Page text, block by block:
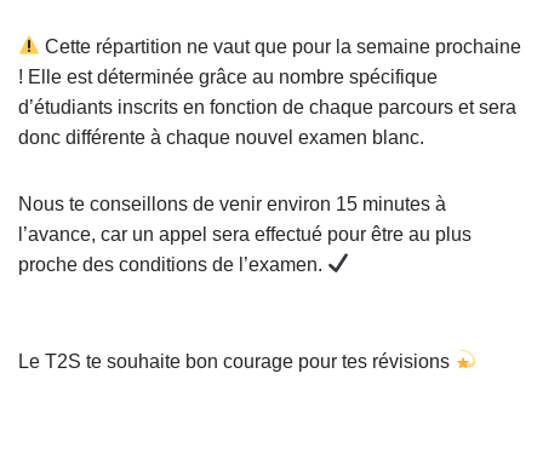
Cette répartition ne vaut que pour la semaine prochaine
! Elle est déterminée grâce au nombre spécifique
d’étudiants inscrits en fonction de chaque parcours et sera
donc différente à chaque nouvel examen blanc.
Nous te conseillons de venir environ 15 minutes à
l’avance, car un appel sera effectué pour être au plus
proche des conditions de l’examen.
Le T2S te souhaite bon courage pour tes révisions